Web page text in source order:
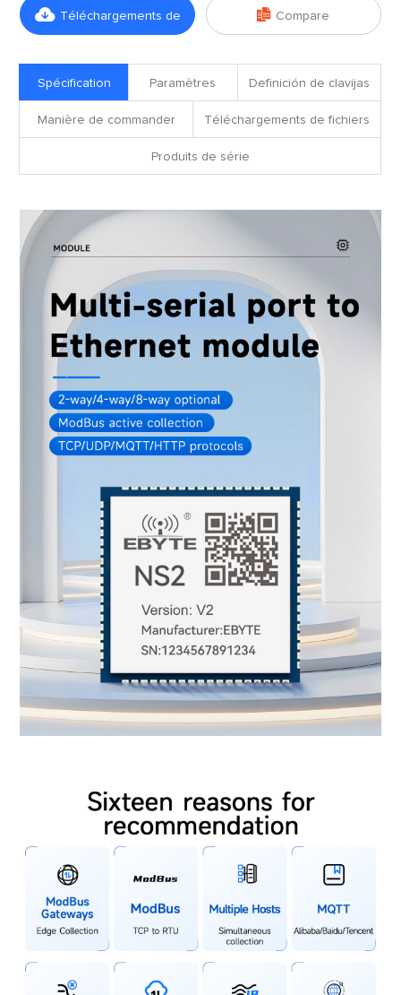
 Téléchargements de  Compare
Spécification Paramètres Definición de clavijas
Manière de commander Téléchargements de fichiers
Produits de série